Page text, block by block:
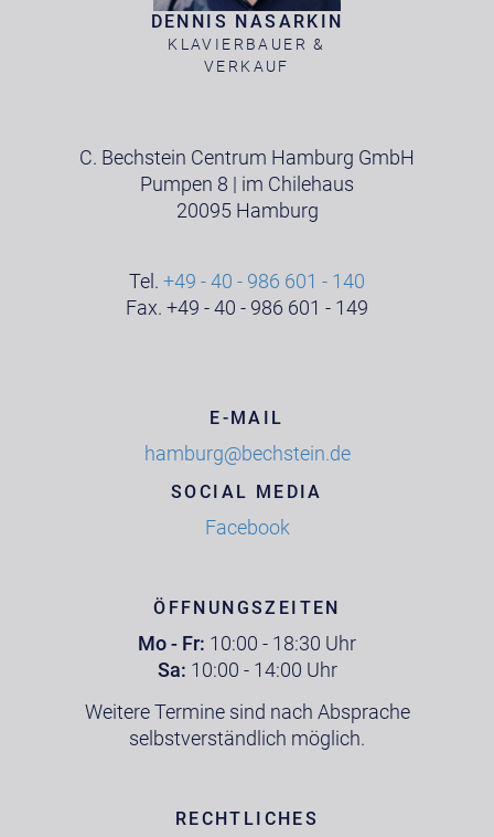
DENNIS NASARKIN
KLAVIERBAUER &
VERKAUF
C. Bechstein Centrum Hamburg GmbH
Pumpen 8 | im Chilehaus
20095 Hamburg
Tel. +49 - 40 - 986 601 - 140
Fax. +49 - 40 - 986 601 - 149
E-MAIL
hamburg@bechstein.de
SOCIAL MEDIA
Facebook
ÖFFNUNGSZEITEN
Mo - Fr: 10:00 - 18:30 Uhr
Sa: 10:00 - 14:00 Uhr
Weitere Termine sind nach Absprache
selbstverständlich möglich.
RECHTLICHES